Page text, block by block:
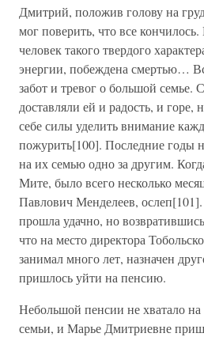
Дмитрий, положив голову на
мог поверить, что все
человек такого твердого
энергии, побеждена смертью…
забот и тревог о большой семье.
доставляли ей и радость, и горе,
себе силы уделить внимание
пожурить[100]. Последние годы
на их семью одно за другим.
Мите, было всего несколько
Павлович Менделеев,
прошла удачно, но
что на место директора
занимал много лет, назначен
пришлось уйти на пенсию.
Небольшой пенсии не хватало
семьи, и Марье Дмитриевне